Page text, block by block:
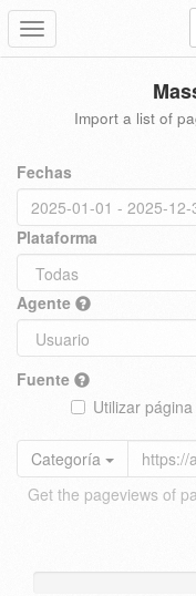
Toggle
navigation
Import a list of
Fechas
Plataforma
Agente
Fuente
Utilizar
Categoría
Get the pageviews of